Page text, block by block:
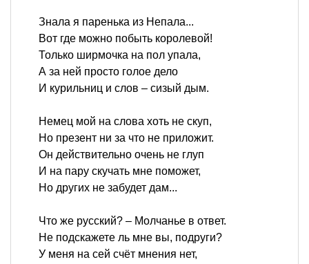
Знала я паренька из Непала...
Вот где можно побыть королевой!
Только ширмочка на пол упала,
А за ней просто голое дело
И курильниц и слов – сизый дым.
Немец мой на слова хоть не скуп,
Но презент ни за что не приложит.
Он действительно очень не глуп
И на пару скучать мне поможет,
Но других не забудет дам...
Что же русский? – Молчанье в ответ.
Не подскажете ль мне вы, подруги?
У меня на сей счёт мнения нет,